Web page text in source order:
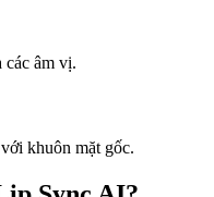
âm vị.
khuôn mặt gốc.